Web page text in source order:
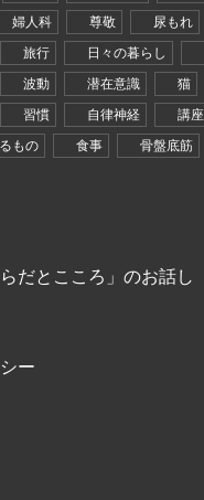
婦人科 尊敬 尿もれ
旅行 日々の暮らし
波動 潜在意識 猫
習慣 自律神経 講座
もの 食事 骨盤底筋
だとこころ」のお話し
ー